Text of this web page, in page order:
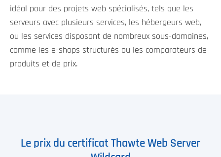
idéal pour des projets web spécialisés, tels que les
serveurs avec plusieurs services, les hébergeurs web,
ou les services disposant de nombreux sous-domaines,
comme les e-shops structurés ou les comparateurs de
produits et de prix.
Le prix du certificat Thawte Web Server